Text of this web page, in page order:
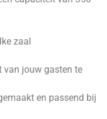
zaal
van jouw gasten te
en passend bij